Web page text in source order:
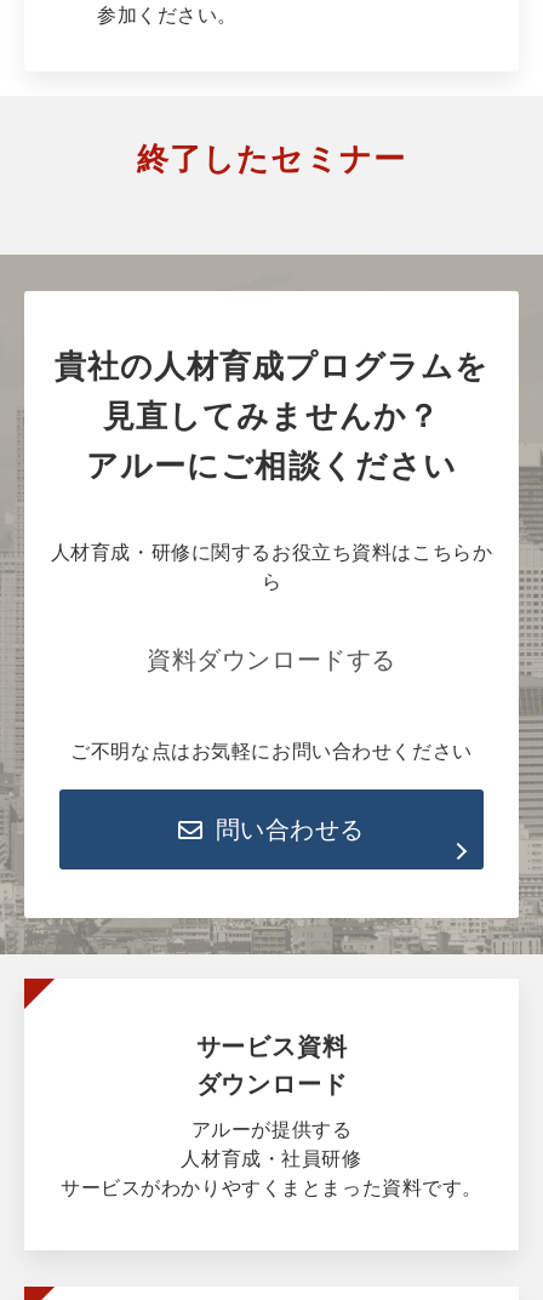
参加ください。
終了したセミナー
貴社の人材育成プログラムを
見直してみませんか？
アルーにご相談ください
人材育成・研修に関するお役立ち資料はこちらか
ら
資料ダウンロードする
ご不明な点はお気軽にお問い合わせください
問い合わせる
サービス資料
ダウンロード
アルーが提供する
人材育成・社員研修
サービスがわかりやすくまとまった資料です。